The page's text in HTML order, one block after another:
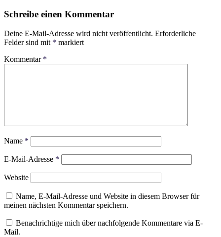
Schreibe einen Kommentar
Deine E-Mail-Adresse wird nicht veröffentlicht. Erforderliche
Felder sind mit * markiert
Kommentar *
Name *
E-Mail-Adresse *
Website
Name, E-Mail-Adresse und Website in diesem Browser für
meinen nächsten Kommentar speichern.
Benachrichtige mich über nachfolgende Kommentare via E-
Mail.